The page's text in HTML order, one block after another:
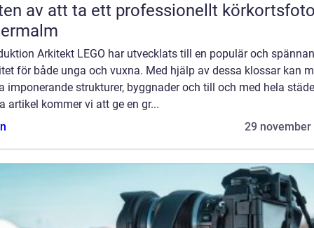
av att ta ett professionellt
Arkitekt LEGO har utvecklats till en populär och
för både unga och vuxna. Med hjälp av dessa klossar kan
imponerande strukturer, byggnader och till och med hela
artikel kommer vi att ge en gr...
29 november